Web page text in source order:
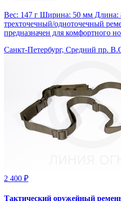
Вес: 147 г Ширина: 50 мм Длина:
трехточечный/одноточечный
предназначен для комфортного
Санкт-Петербург, Средний пр.
2 400 ₽
Тактический оружейный